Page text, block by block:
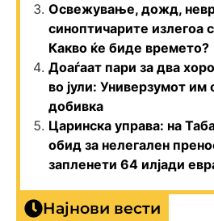
Освежување, дожд,
синоптичарите излегоа
Какво ќе биде времето?
Доаѓаат пари за два
во јули: Универзумот им
добивка
Царинска управа: на
обид за нелегален
запленети 64 илјади
Најнови вести